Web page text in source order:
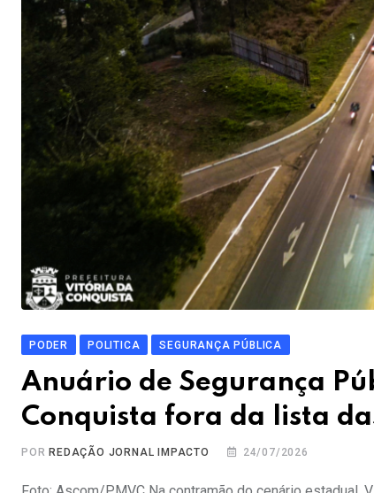
PODER POLITICA SEGURANÇA PÚBLICA
Anuário de Segurança
Conquista fora da lista
POR REDAÇÃO JORNAL IMPACTO 24/07/2026